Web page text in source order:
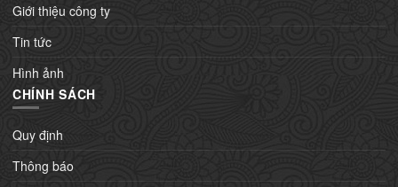
Giới thiệu công ty
Tin tức
Hình ảnh
CHÍNH SÁCH
Quy định
Thông báo